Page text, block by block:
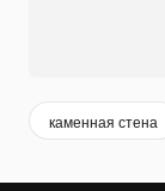
каменная стена